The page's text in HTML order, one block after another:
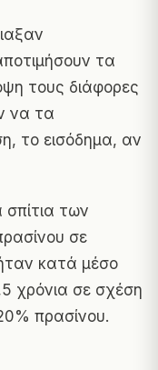
τα
τους διάφορες
να τα
το εισόδημα, αν
των
σε
κατά μέσο
χρόνια σε σχέση
πρασίνου.